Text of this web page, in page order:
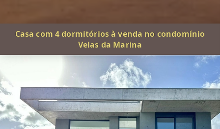
Casa com 4 dormitórios à venda no condomínio
Velas da Marina